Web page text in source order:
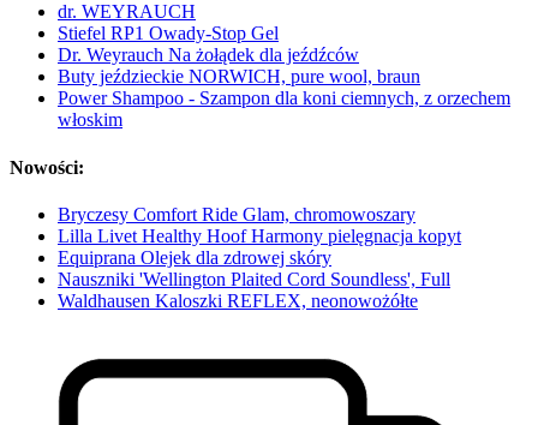
dr. WEYRAUCH
Stiefel RP1 Owady-Stop Gel
Dr. Weyrauch Na żołądek dla jeźdźców
Buty jeździeckie NORWICH, pure wool, braun
Power Shampoo - Szampon dla koni ciemnych, z orzechem
włoskim
Nowości:
Bryczesy Comfort Ride Glam, chromowoszary
Lilla Livet Healthy Hoof Harmony pielęgnacja kopyt
Equiprana Olejek dla zdrowej skóry
Nauszniki 'Wellington Plaited Cord Soundless', Full
Waldhausen Kaloszki REFLEX, neonowożółte